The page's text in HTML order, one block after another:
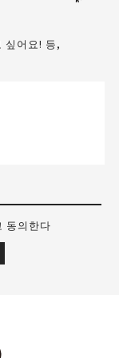
싶어요! 등,
동의한다